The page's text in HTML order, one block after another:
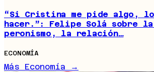
“Si Cristina me pide algo,
hacer.”: Felipe Solá sobre
peronismo, la relación…
ECONOMÍA
Más Economía →